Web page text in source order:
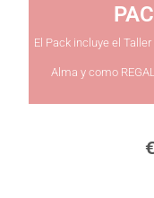
El Pack incluye el
Alma y como
€